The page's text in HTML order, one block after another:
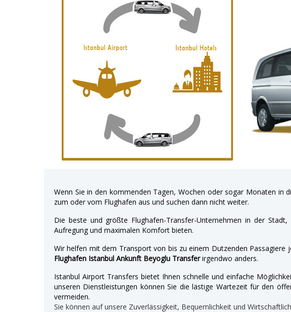
Wenn Sie in den kommenden Tagen, Wochen oder sogar Monaten
zum oder vom Flughafen aus und suchen dann nicht weiter.
Die beste und größte Flughafen-Transfer-Unternehmen in der Stadt,
Aufregung und maximalen Komfort bieten.
Wir helfen mit dem Transport von bis zu einem Dutzenden Passagiere
Flughafen Istanbul Ankunft Beyoglu Transferirgendwo anders.
Istanbul Airport Transfers bietet Ihnen schnelle und einfache
unseren Dienstleistungen können Sie die lästige Wartezeit für den
vermeiden.
Sie können auf unsere Zuverlässigkeit, Bequemlichkeit und